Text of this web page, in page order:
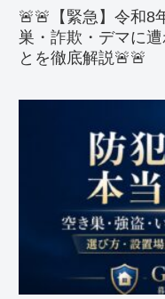
🚨🚨【緊急】令和8
巣・詐欺・デマに
とを徹底解説🚨🚨